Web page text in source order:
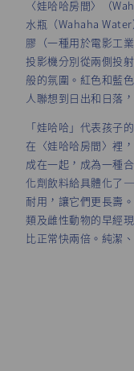
娃哈哈房間，2014
〈娃哈哈房間〉（
水瓶（Wahaha
膠（一種用於電影工
投影機分別從兩側投
般的氛圍。紅色和藍
人聯想到日出和日落
「娃哈哈」代表孩子
在〈娃哈哈房間〉裡
成在一起，成為一種
化劑飲料給具體化了
耐用，讓它們更長壽
類及雌性動物的早經
比正常快兩倍。純潔